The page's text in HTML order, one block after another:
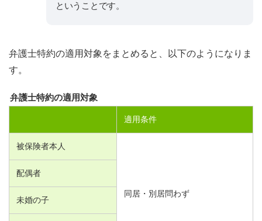
ということです。
弁護士特約の適用対象をまとめると、以下のようになりま
す。
弁護士特約の適用対象
適用条件
被保険者本人
同居・別居問わず
配偶者
未婚の子